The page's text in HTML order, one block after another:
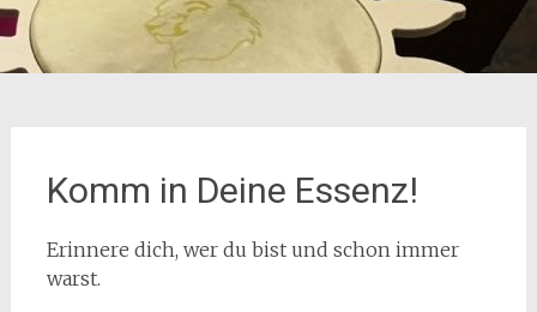
Komm in Deine Essenz!
Erinnere dich, wer du bist und schon immer
warst.